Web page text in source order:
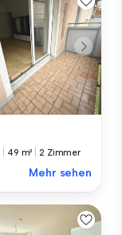
49 m² |2 Zimmer
Mehr sehen